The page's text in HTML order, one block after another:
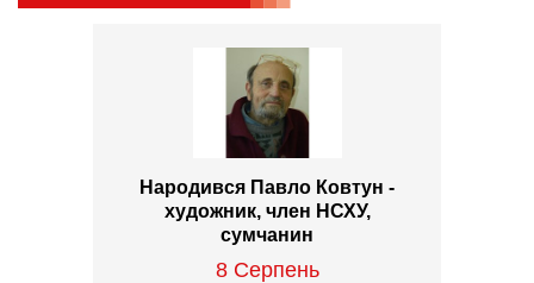
Народився Павло Ковтун -
художник, член НСХУ,
сумчанин
8 Серпень